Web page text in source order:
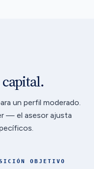
un perfil moderado.
— el asesor ajusta
OBJETIVO